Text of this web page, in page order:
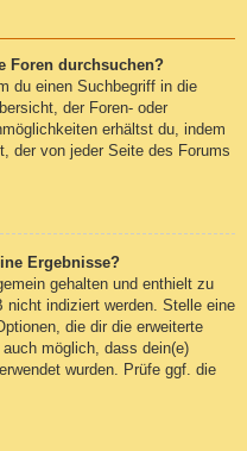
Foren durchsuchen?
du einen Suchbegriff in die
der Foren- oder
erhältst du, indem
der von jeder Seite des Forums
Ergebnisse?
gehalten und enthielt zu
nicht indiziert werden. Stelle eine
die dir die erweiterte
möglich, dass dein(e)
wurden. Prüfe ggf. die